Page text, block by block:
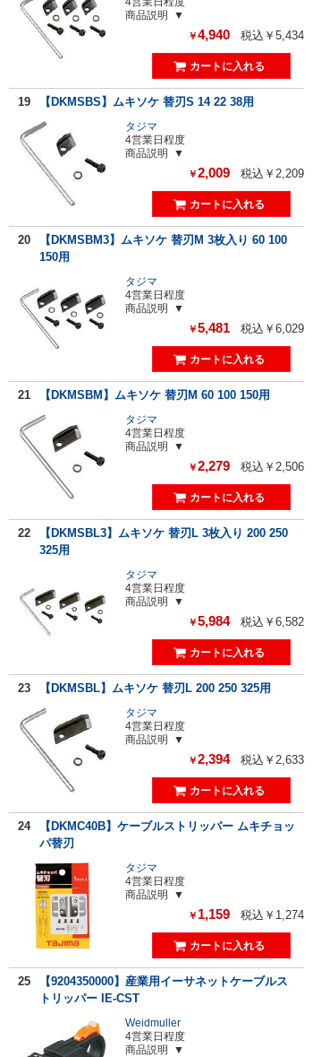
商品説明
￥4,940 税込￥5,434
19 【DKMSBS】ムキソケ 替刃S 14 22 38用
タジマ
4営業日程度
商品説明
￥2,009 税込￥2,209
20
【DKMSBM3】ムキソケ 替刃M 3枚入り 60 100
150用
タジマ
4営業日程度
商品説明
￥5,481 税込￥6,029
21 【DKMSBM】ムキソケ 替刃M 60 100 150用
タジマ
4営業日程度
商品説明
￥2,279 税込￥2,506
22
【DKMSBL3】ムキソケ 替刃L 3枚入り 200 250
325用
タジマ
4営業日程度
商品説明
￥5,984 税込￥6,582
23 【DKMSBL】ムキソケ 替刃L 200 250 325用
タジマ
4営業日程度
商品説明
￥2,394 税込￥2,633
24
【DKMC40B】ケーブルストリッパー ムキチョッ
パ替刃
タジマ
4営業日程度
商品説明
￥ 1,159 税込￥1,274
25
【9204350000】産業用イーサネットケーブルス
トリッパー IE-CST
Weidmuller
4営業日程度
商品説明